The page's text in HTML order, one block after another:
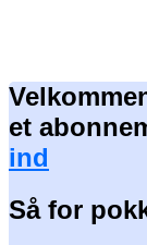
et
ind
Så for